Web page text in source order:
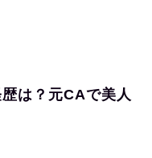
は？元CAで美人